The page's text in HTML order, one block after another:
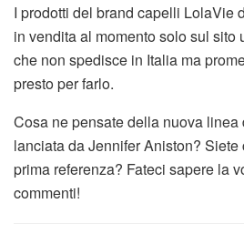
I prodotti del brand capelli LolaVie
in vendita al momento solo sul sito
che non spedisce in Italia ma
presto per farlo.
Cosa ne pensate della nuova
lanciata da Jennifer Aniston?
prima referenza? Fateci sapere la
commenti!